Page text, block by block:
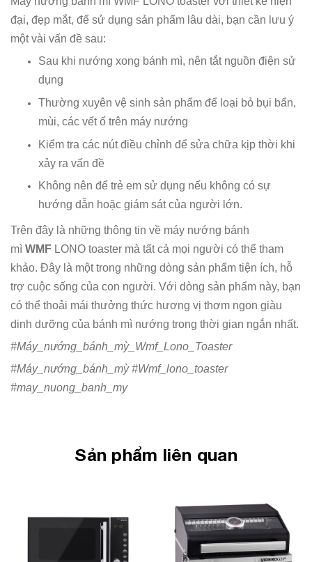
đại, đẹp mắt, để sử dụng sản phẩm lâu dài, bạn cần lưu ý
một vài vấn đề sau:
Sau khi nướng xong bánh mì, nên tắt nguồn điện sử
dụng
Thường xuyên vệ sinh sản phẩm để loại bỏ bụi bẩn,
mùi, các vết ố trên máy nướng
Kiểm tra các nút điều chỉnh để sửa chữa kịp thời khi
xảy ra vấn đề
Không nên để trẻ em sử dụng nếu không có sự
hướng dẫn hoặc giám sát của người lớn.
Trên đây là những thông tin về máy nướng bánh
mì WMF LONO toaster mà tất cả mọi người có thể tham
khảo. Đây là một trong những dòng sản phẩm tiện ích, hỗ
trợ cuộc sống của con người. Với dòng sản phẩm này, bạn
có thể thoải mái thưởng thức hương vị thơm ngon giàu
dinh dưỡng của bánh mì nướng trong thời gian ngắn nhất.
#Máy_nướng_bánh_mỳ_Wmf_Lono_Toaster
#Máy_nướng_bánh_mỳ #Wmf_lono_toaster
#may_nuong_banh_my
Sản phẩm liên quan